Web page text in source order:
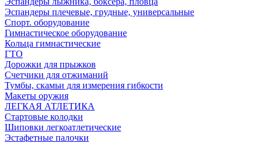
Эспандеры плечевые, грудные, универсальные
Спорт. оборудование
Гимнастическое оборудование
Кольца гимнастические
ГТО
Дорожки для прыжков
Счетчики для отжиманий
Тумбы, скамьи для измерения гибкости
Макеты оружия
ЛЕГКАЯ АТЛЕТИКА
Стартовые колодки
Шиповки легкоатлетические
Эстафетные палочки